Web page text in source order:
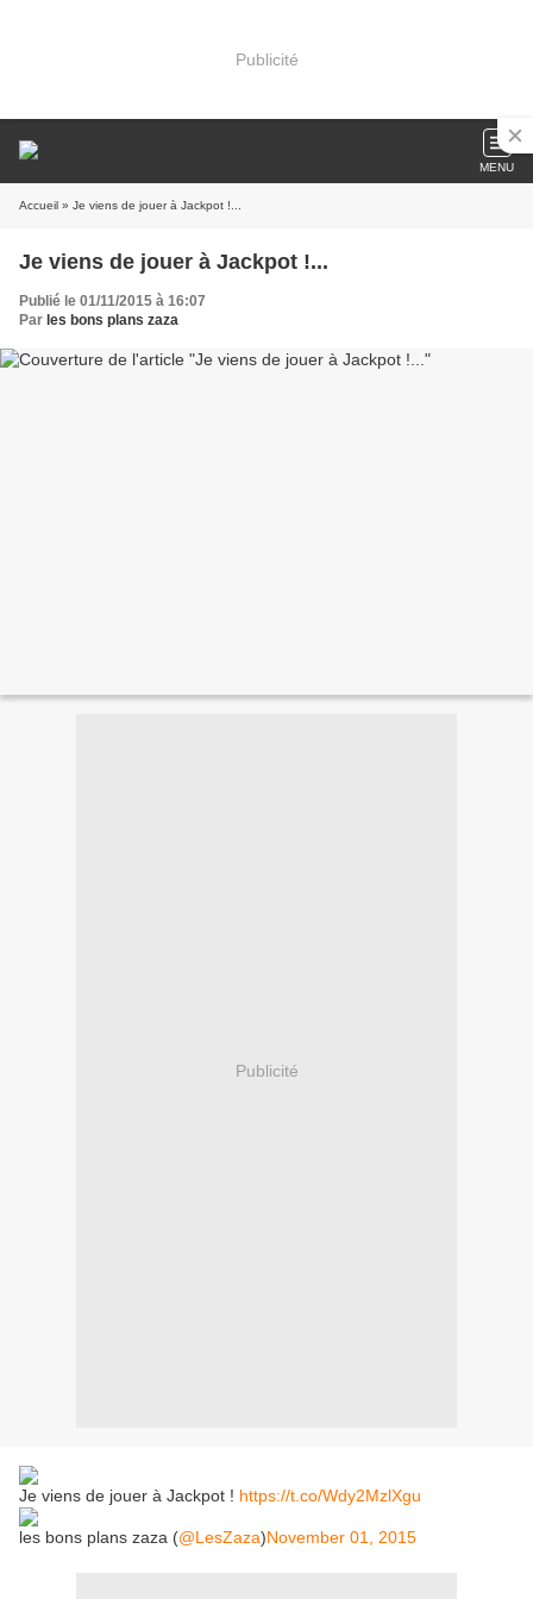
Publicité
MENU
Accueil » Je viens de jouer à Jackpot !...
Je viens de jouer à Jackpot !...
Publié le 01/11/2015 à 16:07
Par les bons plans zaza
Publicité
Je viens de jouer à Jackpot ! https://t.co/Wdy2MzlXgu
les bons plans zaza (@LesZaza)November 01, 2015